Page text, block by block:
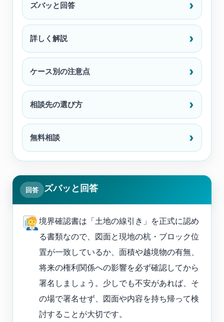
ズバッと回答
詳しく解説
ケース別の注意点
相談先の選び方
無料相談
回答 ズバッと回答
境界確認書は「土地の線引き」を正式に認め
る書類なので、図面と現地の杭・ブロック位
置が一致しているか、面積や越境物の有無、
将来の権利関係への影響を必ず確認してから
署名しましょう。少しでも不安があれば、そ
の場で署名せず、図面や内容を持ち帰って検
討することが大切です。